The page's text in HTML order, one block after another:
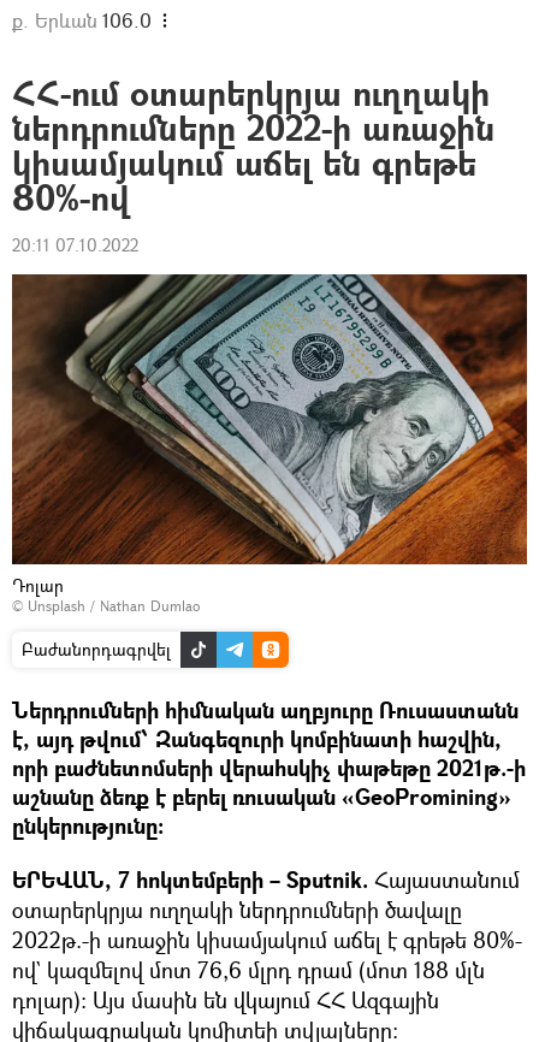
ք. Երևան 106.0
ՀՀ-ում օտարերկրյա ուղղակի
ներդրումները 2022-ի առաջին
կիսամյակում աճել են գրեթե
80%-ով
20:11 07.10.2022
Դոլար
© Unsplash / Nathan Dumlao
Բաժանորդագրվել
Ներդրումների հիմնական աղբյուրը Ռուսաստանն
է, այդ թվում՝ Զանգեզուրի կոմբինատի հաշվին,
որի բաժնետոմսերի վերահսկիչ փաթեթը 2021թ.-ի
աշնանը ձեռք է բերել ռուսական «GeoPromining»
ընկերությունը։
ԵՐԵՎԱՆ, 7 հոկտեմբերի – Sputnik. Հայաստանում
օտարերկրյա ուղղակի ներդրումների ծավալը
2022թ.-ի առաջին կիսամյակում աճել է գրեթե 80%-
ով` կազմելով մոտ 76,6 մլրդ դրամ (մոտ 188 մլն
դոլար): Այս մասին են վկայում ՀՀ Ազգային
վիճակագրական կոմիտեի տվյալները։